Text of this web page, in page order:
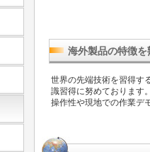
海外製品の特徴
世界の先端技術を習得す
識習得に努めております
操作性や現地での作業デ